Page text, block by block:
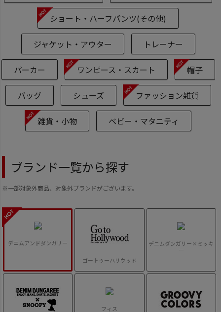
ショート・ハーフパンツ(その他)
ジャケット・アウター トレーナー
パーカー ワンピース・スカート 帽子
バッグ シューズ ファッション雑貨
雑貨・小物 ベビー・マタニティ
ブランド一覧から探す
※一部対象外商品、対象外ブランドがございます。
デニムアンドダンガリー
ゴートゥーハリウッド
デニムダンガリー×ミッキ
ー
フィス